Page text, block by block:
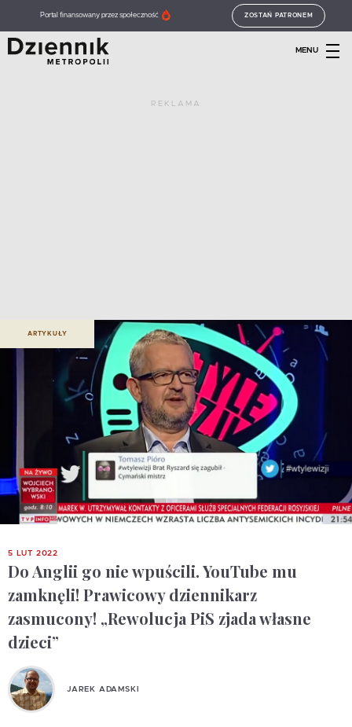
Portal finansowany przez społeczność ZOSTAŃ PATRONEM
MENU
REKLAMA
ARTYKUŁY
5 LUT 2022
Do Anglii go nie wpuścili. YouTube mu
zamknęli! Prawicowy dziennikarz
zasmucony! „Rewolucja PiS zjada własne
dzieci”
JAREK ADAMSKI